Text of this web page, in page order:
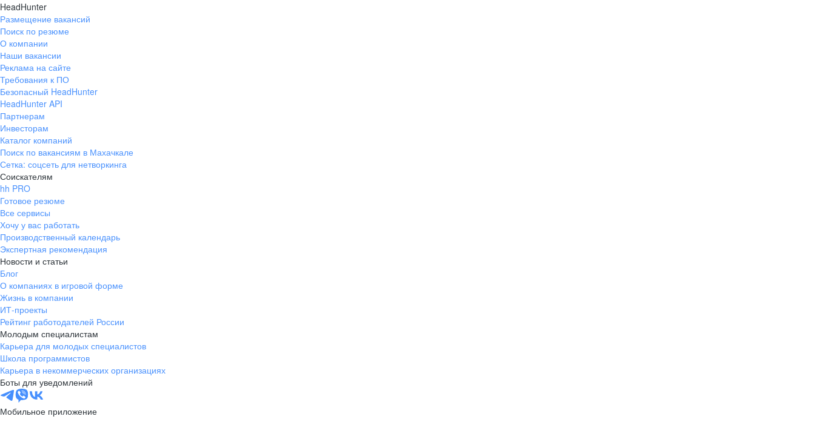
HeadHunter
Размещение вакансий
Поиск по резюме
О компании
Наши вакансии
Реклама на сайте
Требования к ПО
Безопасный HeadHunter
HeadHunter API
Партнерам
Инвесторам
Каталог компаний
Поиск по вакансиям в Махачкале
Сетка: соцсеть для нетворкинга
Соискателям
hh PRO
Готовое резюме
Все сервисы
Хочу у вас работать
Производственный календарь
Экспертная рекомендация
Новости и статьи
Блог
О компаниях в игровой форме
Жизнь в компании
ИТ-проекты
Рейтинг работодателей России
Молодым специалистам
Карьера для молодых специалистов
Школа программистов
Карьера в некоммерческих организациях
Боты для уведомлений
Мобильное приложение